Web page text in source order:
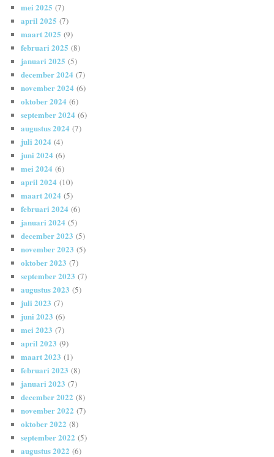
mei 2025 (7)
april 2025 (7)
maart 2025 (9)
februari 2025 (8)
januari 2025 (5)
december 2024 (7)
november 2024 (6)
oktober 2024 (6)
september 2024 (6)
augustus 2024 (7)
juli 2024 (4)
juni 2024 (6)
mei 2024 (6)
april 2024 (10)
maart 2024 (5)
februari 2024 (6)
januari 2024 (5)
december 2023 (5)
november 2023 (5)
oktober 2023 (7)
september 2023 (7)
augustus 2023 (5)
juli 2023 (7)
juni 2023 (6)
mei 2023 (7)
april 2023 (9)
maart 2023 (1)
februari 2023 (8)
januari 2023 (7)
december 2022 (8)
november 2022 (7)
oktober 2022 (8)
september 2022 (5)
augustus 2022 (6)